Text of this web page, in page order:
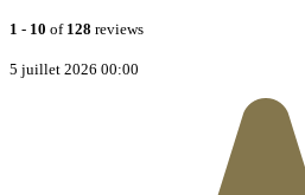
1 - 10 of 128 reviews
5 juillet 2026 00:00